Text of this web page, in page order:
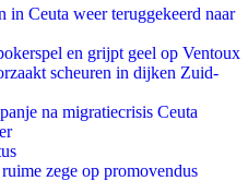
in Ceuta weer teruggekeerd naar
en grijpt geel op Ventoux
scheuren in dijken Zuid-
na migratiecrisis Ceuta
zege op promovendus